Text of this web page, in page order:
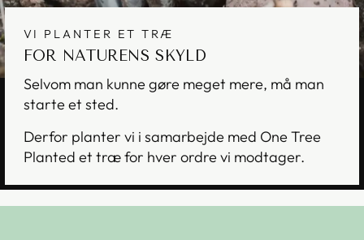
VI PLANTER ET TRÆ
FOR NATURENS SKYLD
Selvom man kunne gøre meget mere, må man
starte et sted.
Derfor planter vi i samarbejde med One Tree
Planted et træ for hver ordre vi modtager.